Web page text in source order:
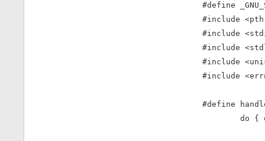
#define
#include
#include
#include
#include
#include
#define
do {